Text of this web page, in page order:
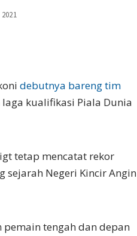
debutnya bareng tim
kualifikasi Piala Dunia
tetap mencatat rekor
sejarah Negeri Kincir Angin
tengah dan depan